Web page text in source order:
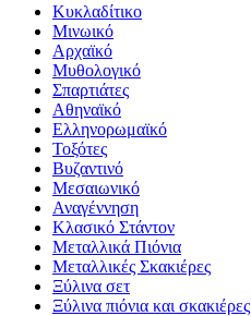
Κυκλαδίτικο
Μινωικό
Αρχαϊκό
Μυθολογικό
Σπαρτιάτες
Αθηναϊκό
Ελληνορωμαϊκό
Τοξότες
Βυζαντινό
Μεσαιωνικό
Αναγέννηση
Κλασικό Στάντον
Μεταλλικά Πιόνια
Μεταλλικές Σκακιέρες
Ξύλινα σετ
Ξύλινα πιόνια και σκακιέρες